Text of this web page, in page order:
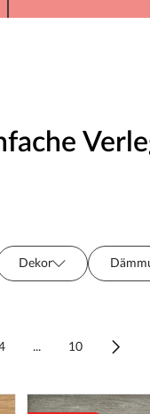
Dekor
... 10